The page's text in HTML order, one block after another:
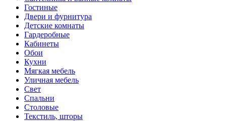
Гостиные
Двери и фурнитура
Детские комнаты
Гардеробные
Кабинеты
Обои
Кухни
Мягкая мебель
Уличная мебель
Свет
Спальни
Столовые
Текстиль, шторы